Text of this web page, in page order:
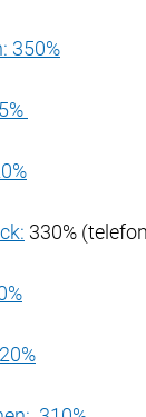
350%
330%